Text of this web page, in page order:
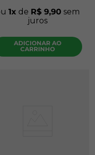
1 de R$ 9,90 sem
juros
ADICIONAR AO
CARRINHO